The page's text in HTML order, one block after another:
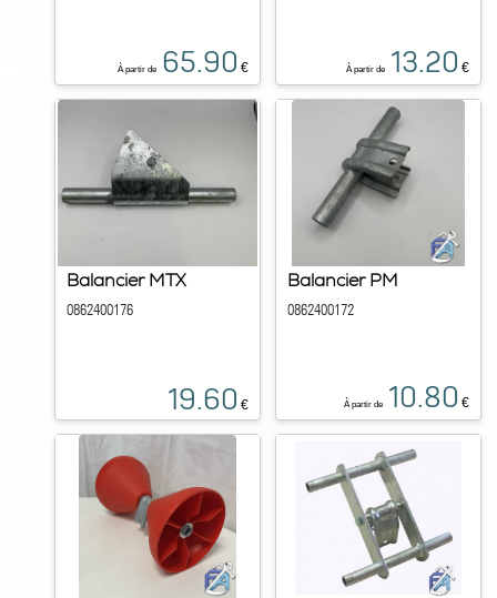
À partir de 65.90 € À partir de 13.20 €
Balancier MTX
0862400176
19.60 €
Balancier PM
0862400172
À partir de 10.80 €